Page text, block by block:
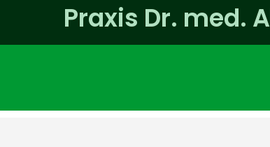
Praxis Dr. med.